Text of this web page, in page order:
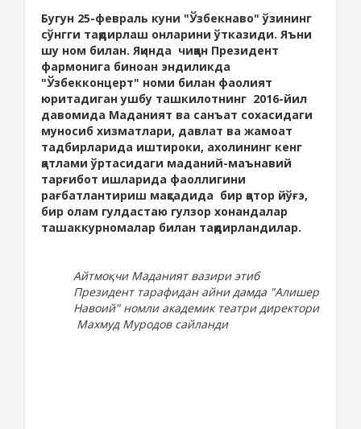
Бугун 25-февраль куни "Ўзбекнаво" ўзининг
сўнгги тақдирлаш онларини ўтказиди. Яъни
шу ном билан. Яқинда чиққан Президент
фармонига биноан эндиликда
"Ўзбекконцерт" номи билан фаолият
юритадиган ушбу ташкилотнинг 2016-йил
давомида Маданият ва санъат сохасидаги
муносиб хизматлари, давлат ва жамоат
тадбирларида иштироки, ахолининг кенг
қатлами ўртасидаги маданий-маънавий
тарғибот ишларида фаоллигини
рағбатлантириш мақсадида бир қатор йўғэ,
бир олам гулдастаю гулзор хонандалар
ташаккурномалар билан тақдирландилар.
Айтмоқчи Маданият вазири этиб
Президент тарафидан айни дамда "Алишер
Навоий" номли академик театри директори
Махмуд Муродов сайланди